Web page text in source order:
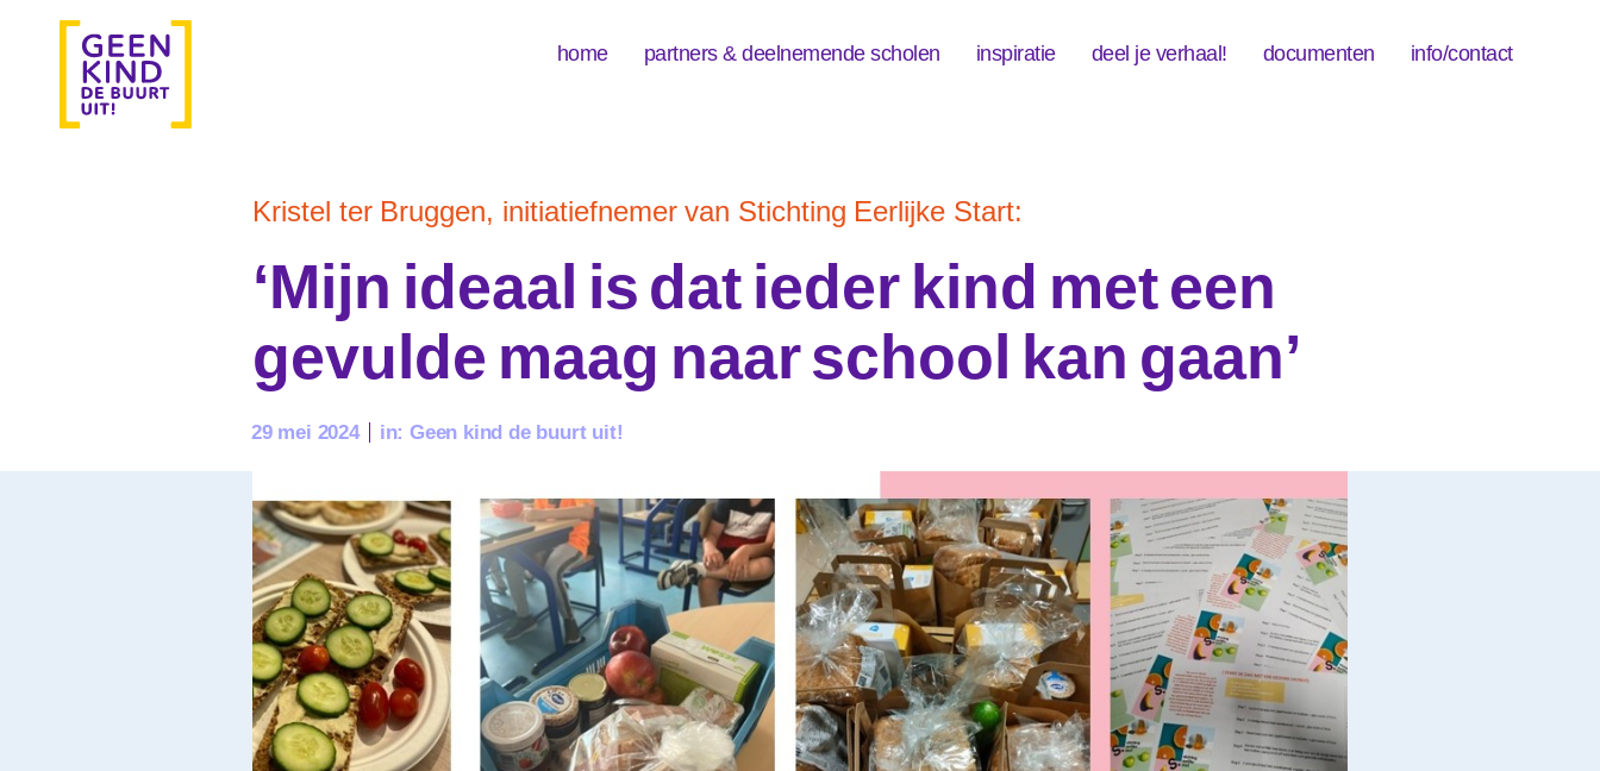
home partners & deelnemende scholen inspiratie deel je verhaal! documenten info/contact
Kristel ter Bruggen, initiatiefnemer van Stichting Eerlijke Start:
‘Mijn ideaal is dat ieder kind met een
gevulde maag naar school kan gaan’
29 mei 2024 in: Geen kind de buurt uit!